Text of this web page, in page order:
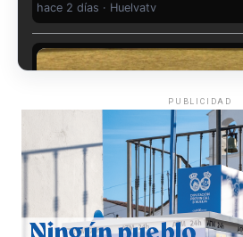
hace 2 días · Huelvatv
QUINTA CORRIDA DE LAS
2026
PUBLICIDAD